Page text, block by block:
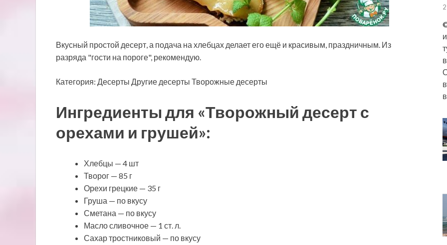
Вкусный простой десерт, а подача на хлебцах делает его ещё и красивым, праздничным. Из
разряда "гости на пороге", рекомендую.
Категория: Десерты Другие десерты Творожные десерты
Ингредиенты для «Творожный десерт с
орехами и грушей»:
Хлебцы — 4 шт
Творог — 85 г
Орехи грецкие — 35 г
Груша — по вкусу
Сметана — по вкусу
Масло сливочное — 1 ст. л.
Сахар тростниковый — по вкусу